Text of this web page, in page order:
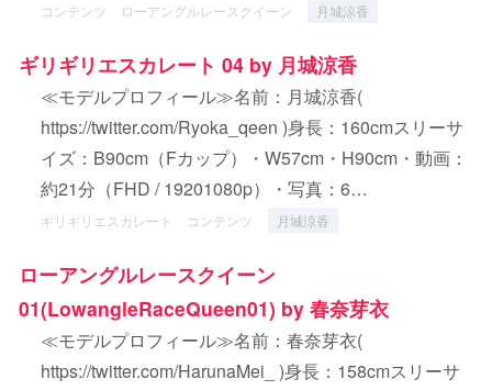
コンテンツ ローアングルレースクイーン 月城涼香
ギリギリエスカレート 04 by 月城涼香
≪モデルプロフィール≫名前：月城涼香(
https://twitter.com/Ryoka_qeen )身長：160cmスリーサ
イズ：B90cm（Fカップ）・W57cm・H90cm・動画：
約21分（FHD / 19201080p）・写真：6…
ギリギリエスカレート コンテンツ 月城涼香
ローアングルレースクイーン
01(LowangleRaceQueen01) by 春奈芽衣
≪モデルプロフィール≫名前：春奈芽衣(
https://twitter.com/HarunaMei_ )身長：158cmスリーサ